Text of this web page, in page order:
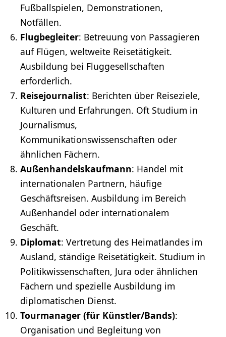
Fußballspielen, Demonstrationen,
Notfällen.
Flugbegleiter: Betreuung von Passagieren
auf Flügen, weltweite Reisetätigkeit.
Ausbildung bei Fluggesellschaften
erforderlich.
Reisejournalist: Berichten über Reiseziele,
Kulturen und Erfahrungen. Oft Studium in
Journalismus,
Kommunikationswissenschaften oder
ähnlichen Fächern.
Außenhandelskaufmann: Handel mit
internationalen Partnern, häufige
Geschäftsreisen. Ausbildung im Bereich
Außenhandel oder internationalem
Geschäft.
Diplomat: Vertretung des Heimatlandes im
Ausland, ständige Reisetätigkeit. Studium in
Politikwissenschaften, Jura oder ähnlichen
Fächern und spezielle Ausbildung im
diplomatischen Dienst.
Tourmanager (für Künstler/Bands):
Organisation und Begleitung von